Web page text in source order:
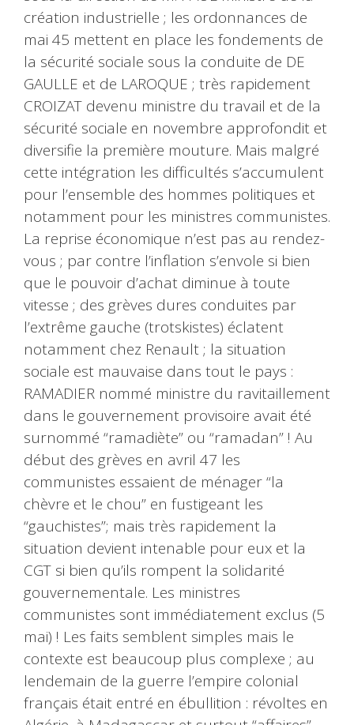
création industrielle ; les ordonnances de
mai 45 mettent en place les fondements de
la sécurité sociale sous la conduite de DE
GAULLE et de LAROQUE ; très rapidement
CROIZAT devenu ministre du travail et de la
sécurité sociale en novembre approfondit et
diversifie la première mouture. Mais malgré
cette intégration les difficultés s’accumulent
pour l’ensemble des hommes politiques et
notamment pour les ministres communistes.
La reprise économique n’est pas au rendez-
vous ; par contre l’inflation s’envole si bien
que le pouvoir d’achat diminue à toute
vitesse ; des grèves dures conduites par
l’extrême gauche (trotskistes) éclatent
notamment chez Renault ; la situation
sociale est mauvaise dans tout le pays :
RAMADIER nommé ministre du ravitaillement
dans le gouvernement provisoire avait été
surnommé “ramadiète” ou “ramadan” ! Au
début des grèves en avril 47 les
communistes essaient de ménager “la
chèvre et le chou” en fustigeant les
“gauchistes”; mais très rapidement la
situation devient intenable pour eux et la
CGT si bien qu’ils rompent la solidarité
gouvernementale. Les ministres
communistes sont immédiatement exclus (5
mai) ! Les faits semblent simples mais le
contexte est beaucoup plus complexe ; au
lendemain de la guerre l’empire colonial
français était entré en ébullition : révoltes en